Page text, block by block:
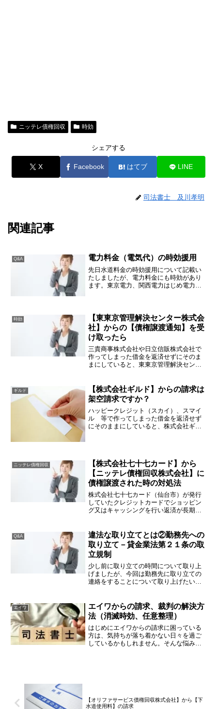
ニッテレ債権回収 時効
シェアする
X Facebook はてブ LINE
司法書士 及川孝明
関連記事
Q&A 電力料金（電気代）の時効援用
先日水道料金の時効援用について記載い
たしましたが、電力料金にも時効があり
ます。東京電力、関西電力はじめ電力会
気料金の回収業務を委託し...
時効
【東東京管理解決センター株式会
社】からの【債権譲渡通知】を受
け取ったら
三貴商事株式会社や日立信販株式会社で
作ってしまった借金を返済せずにそのま
まにしていると、東東京管理解決センタ
権譲渡通知」が届くことがあります。東
東京管理解決センタ...
ギルド
【株式会社ギルド】からの請求は
架空請求ですか？
ハッピークレジット（スカイ）、スマイ
ル 等で作ってしまった借金を返済せず
にそのままにしていると、株式会社ギル
ニッテレ債権回収
【株式会社七十七カード】から
【ニッテレ債権回収株式会社】に
債権譲渡された時の対処法
株式会社七十七カード（仙台市）が発行
していたクレジットカードでショッピン
グ又はキャッシングを行い返済が長期間
求を受けることがあります。株式会社七
十七カードはその名の通り...
Q&A
違法な取り立てとは②勤務先への
取り立て－貸金業法第２１条の取
立規制
少し前に取り立ての時間について取り上
げましたが、今回は勤務先に取り立ての
連絡をすることについて取り上げたいと
ティー・オー・エム、パルティール債権
回収、エムアール債権回収...
エイワ
エイワからの請求、裁判の解決方
法（消滅時効、任意整理）
はじめにエイワからの請求に困っている
方は、気持ちが落ち着かない日々を過ご
しているかもしれません。そんな悩みを
【オリファサービス債権回収株式会社】から【下
水道使用料】の請求